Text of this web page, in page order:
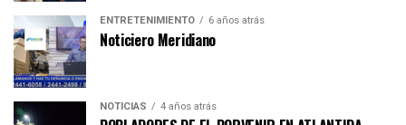
ENTRETENIMIENTO 6 años atrás
Noticiero Meridiano
NOTICIAS 4 años atrás